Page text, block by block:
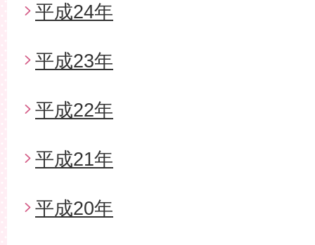
平成24年
平成23年
平成22年
平成21年
平成20年